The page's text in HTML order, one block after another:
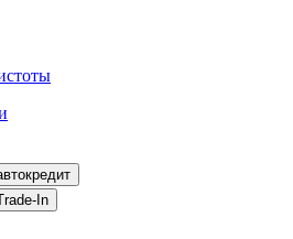
автокредит
Trade-In